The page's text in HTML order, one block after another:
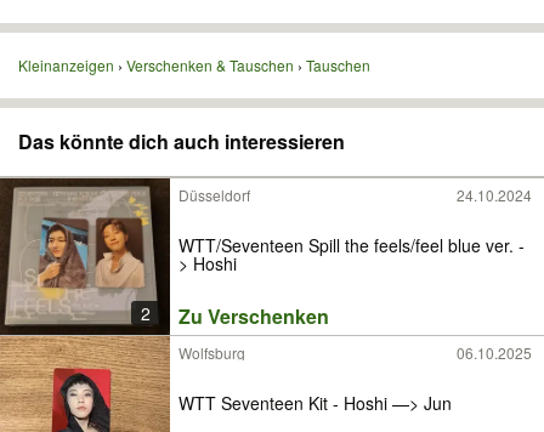
Kleinanzeigen Verschenken & Tauschen Tauschen
Das könnte dich auch interessieren
2
Düsseldorf 24.10.2024
WTT/Seventeen Spill the feels/feel blue ver. -
> Hoshi
Zu Verschenken
Wolfsburg 06.10.2025
WTT Seventeen Kit - Hoshi —> Jun